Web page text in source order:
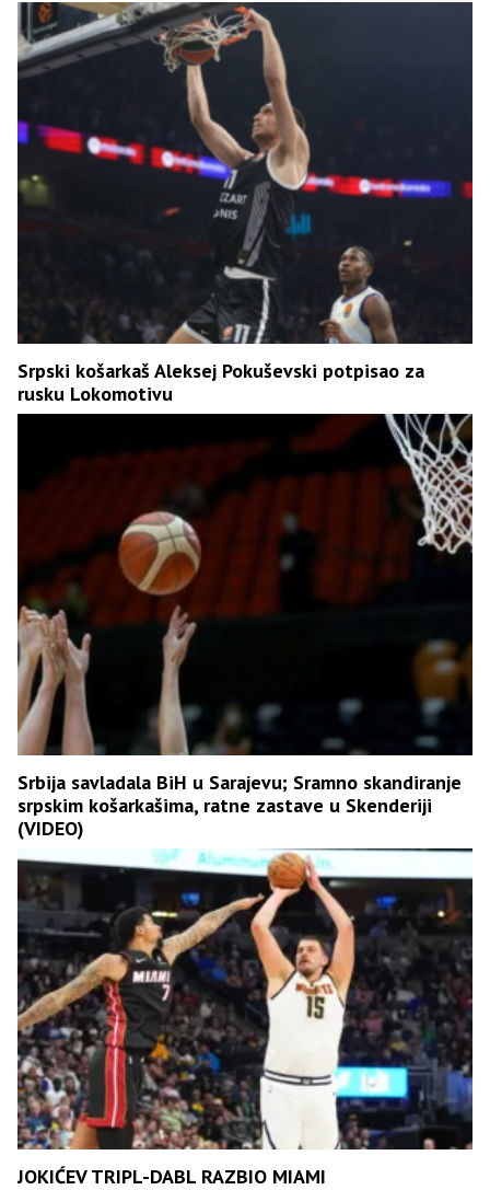
Srpski košarkaš Aleksej Pokuševski potpisao za
rusku Lokomotivu
Srbija savladala BiH u Sarajevu; Sramno skandiranje
srpskim košarkašima, ratne zastave u Skenderiji
(VIDEO)
JOKIĆEV TRIPL-DABL RAZBIO MIAMI